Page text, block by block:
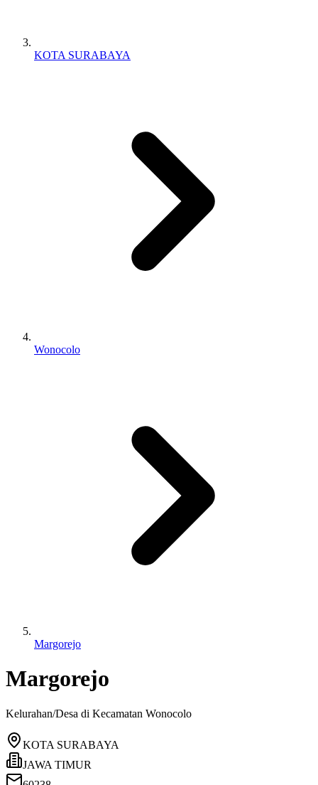
KOTA SURABAYA
Wonocolo
Margorejo
Margorejo
Kelurahan/Desa di Kecamatan Wonocolo
KOTA SURABAYA
JAWA TIMUR